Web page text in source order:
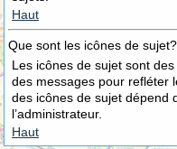
Haut
Que sont les icônes de sujet?
Les icônes de sujet sont
des messages pour refléter
des icônes de sujet dépend
l’administrateur.
Haut